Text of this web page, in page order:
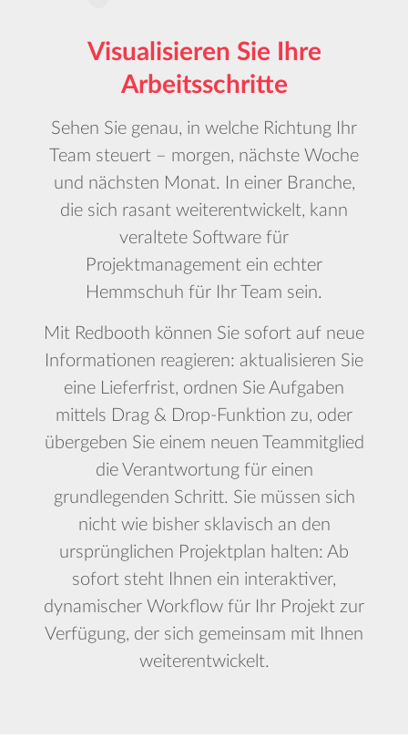
Visualisieren Sie Ihre
Arbeitsschritte
Sehen Sie genau, in welche Richtung Ihr
Team steuert – morgen, nächste Woche
und nächsten Monat. In einer Branche,
die sich rasant weiterentwickelt, kann
veraltete Software für
Projektmanagement ein echter
Hemmschuh für Ihr Team sein.
Mit Redbooth können Sie sofort auf neue
Informationen reagieren: aktualisieren Sie
eine Lieferfrist, ordnen Sie Aufgaben
mittels Drag & Drop-Funktion zu, oder
übergeben Sie einem neuen Teammitglied
die Verantwortung für einen
grundlegenden Schritt. Sie müssen sich
nicht wie bisher sklavisch an den
ursprünglichen Projektplan halten: Ab
sofort steht Ihnen ein interaktiver,
dynamischer Workflow für Ihr Projekt zur
Verfügung, der sich gemeinsam mit Ihnen
weiterentwickelt.